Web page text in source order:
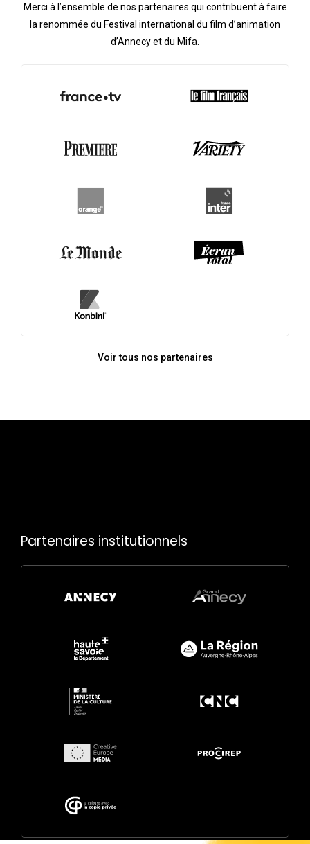
Merci à l’ensemble de nos partenaires qui contribuent à faire
la renommée du Festival international du film d’animation
d’Annecy et du Mifa.
Voir tous nos partenaires
Partenaires institutionnels